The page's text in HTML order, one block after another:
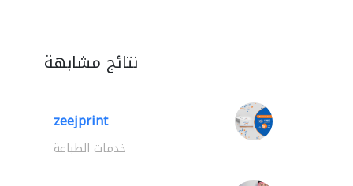
نتائج مشابهة
zeejprint
خدمات الطباعة